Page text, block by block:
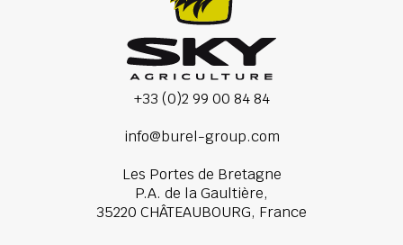
+33 (0)2 99 00 84 84
info@burel-group.com
Les Portes de Bretagne
P.A. de la Gaultière,
35220 CHÂTEAUBOURG, France